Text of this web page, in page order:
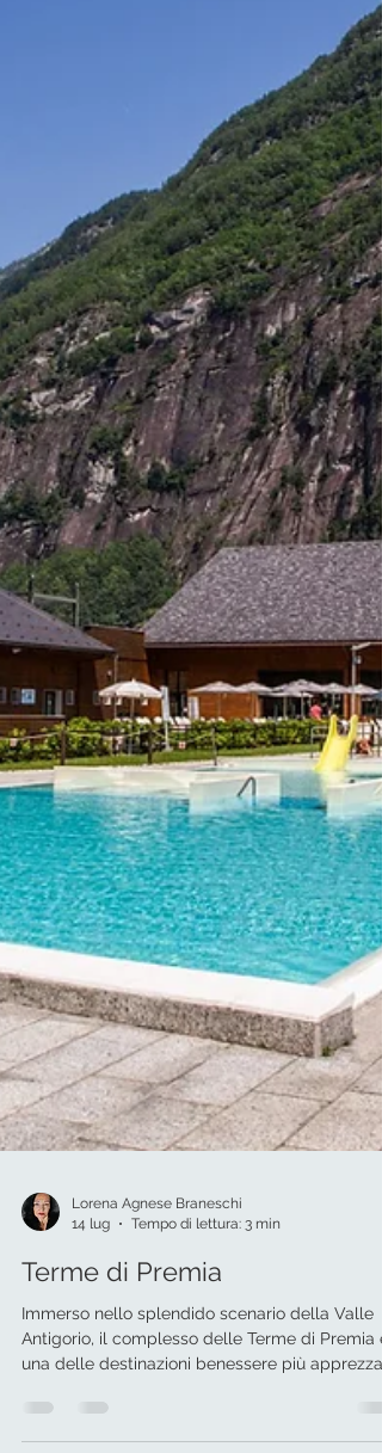
Lorena Agnese Braneschi
Terme di Premia
una delle destinazioni benessere più